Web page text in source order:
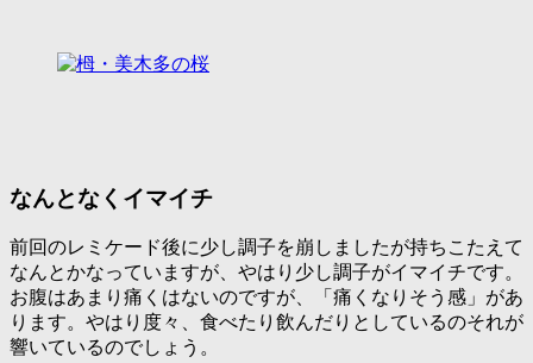
なんとなくイマイチ
前回のレミケード後に少し調子を崩しましたが持ちこたえて
なんとかなっていますが、やはり少し調子がイマイチです。
お腹はあまり痛くはないのですが、「痛くなりそう感」があ
ります。やはり度々、食べたり飲んだりとしているのそれが
響いているのでしょう。